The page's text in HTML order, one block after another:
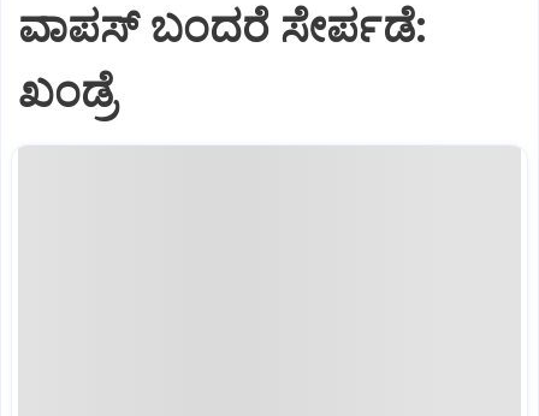
ವಾಪಸ್‌ ಬಂದರೆ ಸೇರ್ಪಡೆ:
ಖಂಡ್ರೆ